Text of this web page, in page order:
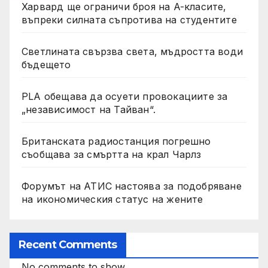
Харвард ще ограничи броя на A-класите,
въпреки силната съпротива на студентите
Светлината свързва света, мъдростта води
бъдещето
PLA обещава да осуети провокациите за
„независимост на Тайван“.
Британската радиостанция погрешно
съобщава за смъртта на крал Чарлз
Форумът на АТИС настоява за подобряване
на икономическия статус на жените
Recent Comments